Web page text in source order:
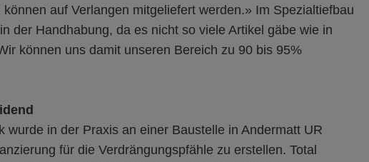
auf Verlangen mitgeliefert werden.» Im Spezialtiefbau
der Handhabung, da es nicht so viele Artikel gäbe wie in
können uns damit unseren Bereich zu 90 bis 95%
wurde in der Praxis an einer Baustelle in Andermatt UR
für die Verdrängungspfähle zu erstellen. Total